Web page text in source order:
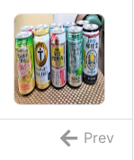
Prev